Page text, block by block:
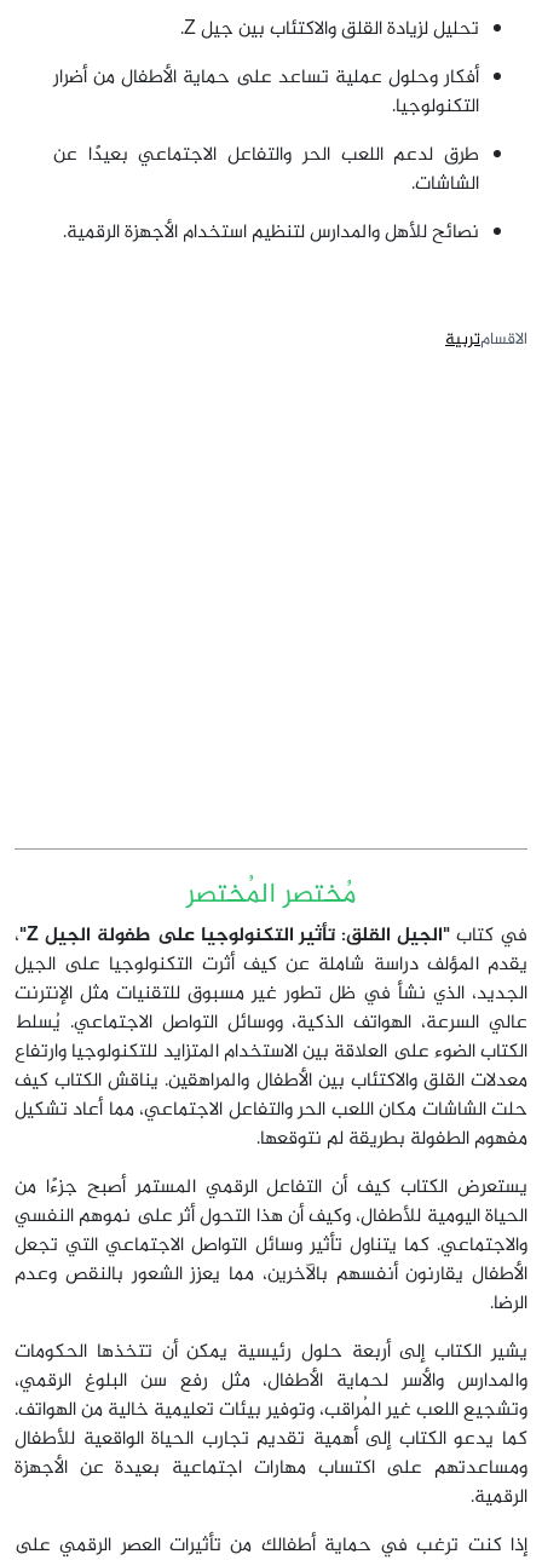
تحليل لزيادة القلق والاكتئاب بين جيل Z.
أفكار وحلول عملية تساعد على حماية الأطفال من أضرار
التكنولوجيا.
طرق لدعم اللعب الحر والتفاعل الاجتماعي بعيدًا عن
الشاشات.
نصائح للأهل والمدارس لتنظيم استخدام الأجهزة الرقمية.
الاقسامتربية
مُختصر المُختصر
في كتاب"الجيل القلق: تأثير التكنولوجيا على طفولة الجيل Z"
،
يقدم المؤلف دراسة شاملة عن كيف أثرت التكنولوجيا على الجيل
الجديد، الذي نشأ في ظل تطور غير مسبوق للتقنيات مثل الإنترنت
عالي السرعة، الهواتف الذكية، ووسائل التواصل الاجتماعي. يُسلط
الكتاب الضوء على العلاقة بين الاستخدام المتزايد للتكنولوجيا وارتفاع
معدلات القلق والاكتئاب بين الأطفال والمراهقين. يناقش الكتاب كيف
حلت الشاشات مكان اللعب الحر والتفاعل الاجتماعي، مما أعاد تشكيل
مفهوم الطفولة بطريقة لم نتوقعها.
يستعرض الكتاب كيف أن التفاعل الرقمي المستمر أصبح جزءًا من
الحياة اليومية للأطفال، وكيف أن هذا التحول أثر على نموهم النفسي
والاجتماعي. كما يتناول تأثير وسائل التواصل الاجتماعي التي تجعل
الأطفال يقارنون أنفسهم بالآخرين، مما يعزز الشعور بالنقص وعدم
الرضا.
يشير الكتاب إلى أربعة حلول رئيسية يمكن أن تتخذها الحكومات
والمدارس والأسر لحماية الأطفال، مثل رفع سن البلوغ الرقمي،
وتشجيع اللعب غير المُراقب، وتوفير بيئات تعليمية خالية من الهواتف.
كما يدعو الكتاب إلى أهمية تقديم تجارب الحياة الواقعية للأطفال
ومساعدتهم على اكتساب مهارات اجتماعية بعيدة عن الأجهزة
الرقمية.
إذا كنت ترغب في حماية أطفالك من تأثيرات العصر الرقمي على